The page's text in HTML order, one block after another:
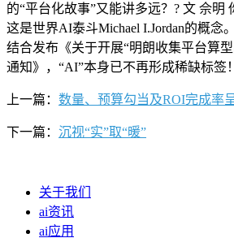
的“平台化故事”又能讲多远？? 文 佘明
这是世界AI泰斗Michael I.Jordan的概念
结合发布《关于开展“明朗收集平台算
通知》，“AI”本身已不再形成稀缺标签！
上一篇： 数量、预算勾当及ROI完成率
下一篇： 沉视“实”取“暖”
关于我们
ai资讯
ai应用